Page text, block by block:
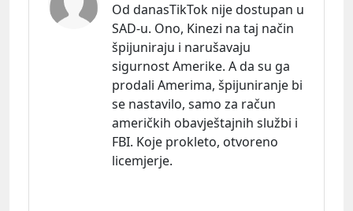
Od danasTikTok nije dostupan u
SAD-u. Ono, Kinezi na taj način
špijuniraju i narušavaju
sigurnost Amerike. A da su ga
prodali Amerima, špijuniranje bi
se nastavilo, samo za račun
američkih obavještajnih službi i
FBI. Koje prokleto, otvoreno
licemjerje.